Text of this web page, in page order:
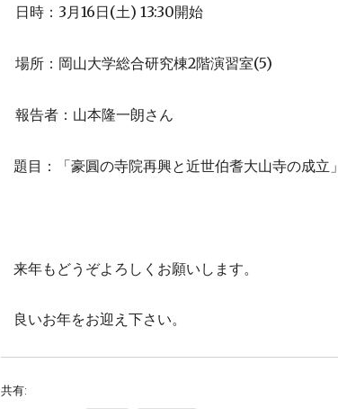
日時： 3 月 16 日 (土) 13:30開始
場所：岡山大学総合研究棟2階演習室(5)
報告者：山本隆一朗さん
題目：「豪圓の寺院再興と近世伯耆大山寺の成立」
来年もどうぞよろしくお願いします。
良いお年をお迎え下さい。
共有: